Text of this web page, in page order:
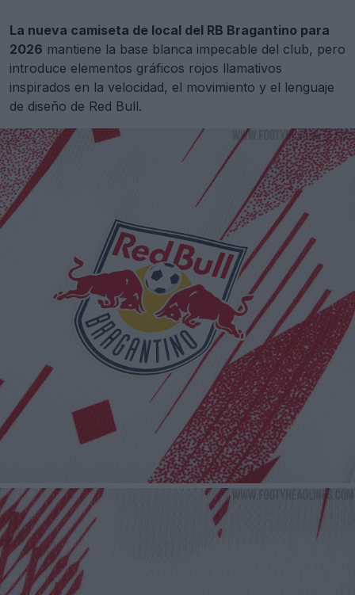
La nueva camiseta de local del RB Bragantino para
2026 mantiene la base blanca impecable del club, pero
introduce elementos gráficos rojos llamativos
inspirados en la velocidad, el movimiento y el lenguaje
de diseño de Red Bull.